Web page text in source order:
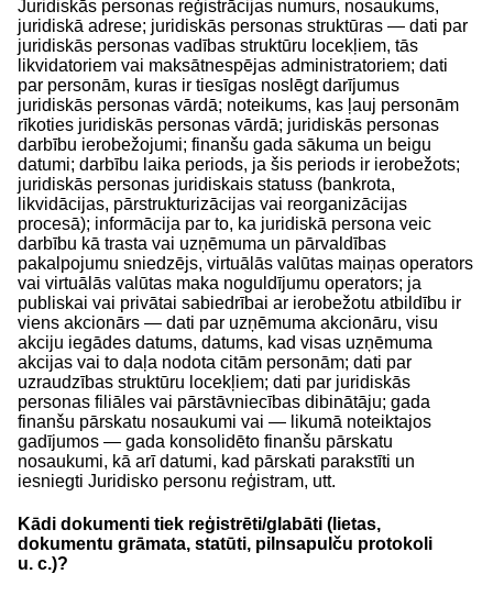
Juridiskās personas reģistrācijas numurs, nosaukums,
juridiskā adrese; juridiskās personas struktūras — dati par
juridiskās personas vadības struktūru locekļiem, tās
likvidatoriem vai maksātnespējas administratoriem; dati
par personām, kuras ir tiesīgas noslēgt darījumus
juridiskās personas vārdā; noteikums, kas ļauj personām
rīkoties juridiskās personas vārdā; juridiskās personas
darbību ierobežojumi; finanšu gada sākuma un beigu
datumi; darbību laika periods, ja šis periods ir ierobežots;
juridiskās personas juridiskais statuss (bankrota,
likvidācijas, pārstrukturizācijas vai reorganizācijas
procesā); informācija par to, ka juridiskā persona veic
darbību kā trasta vai uzņēmuma un pārvaldības
pakalpojumu sniedzējs, virtuālās valūtas maiņas operators
vai virtuālās valūtas maka noguldījumu operators; ja
publiskai vai privātai sabiedrībai ar ierobežotu atbildību ir
viens akcionārs — dati par uzņēmuma akcionāru, visu
akciju iegādes datums, datums, kad visas uzņēmuma
akcijas vai to daļa nodota citām personām; dati par
uzraudzības struktūru locekļiem; dati par juridiskās
personas filiāles vai pārstāvniecības dibinātāju; gada
finanšu pārskatu nosaukumi vai — likumā noteiktajos
gadījumos — gada konsolidēto finanšu pārskatu
nosaukumi, kā arī datumi, kad pārskati parakstīti un
iesniegti Juridisko personu reģistram, utt.
Kādi dokumenti tiek reģistrēti/glabāti (lietas,
dokumentu grāmata, statūti, pilnsapulču protokoli
u. c.)?